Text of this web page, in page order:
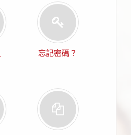
忘記密碼？